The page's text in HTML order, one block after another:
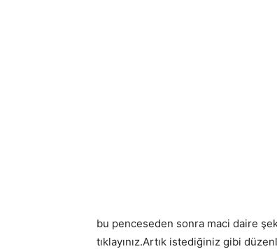
bu penceseden sonra maci daire
tıklayınız.Artık istediğiniz gibi